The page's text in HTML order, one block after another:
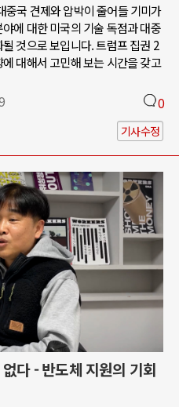
국 견제와 압박이 줄어들 기미가
에 대한 미국의 기술 독점과 대중
것으로 보입니다. 트럼프 집권 2
대해서 고민해 보는 시간을 갖고
0
기사수정
다 - 반도체 지원의 기회